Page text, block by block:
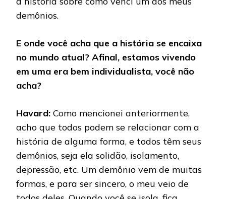
demônios.
E onde você acha que a história se encaixa
no mundo atual? Afinal, estamos vivendo
em uma era bem individualista, você não
acha?
Havard: Como mencionei anteriormente,
acho que todos podem se relacionar com a
história de alguma forma, e todos têm seus
demônios, seja ela solidão, isolamento,
depressão, etc. Um demônio vem de muitas
formas, e para ser sincero, o meu veio de